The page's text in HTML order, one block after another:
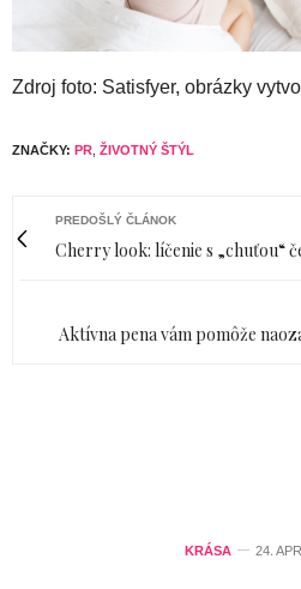
Zdroj foto: Satisfyer, obrázky
ZNAČKY: PR ŽIVOTNÝ ŠTÝL
PREDOŠLÝ ČLÁNOK
Cherry look: líčenie s „chuťou“
Aktívna pena vám pomôže
KRÁSA 24.